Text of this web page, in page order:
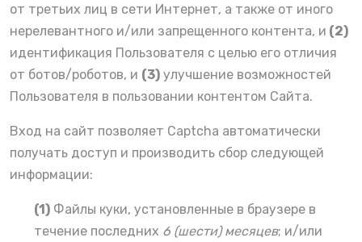
от третьих лиц в сети Интернет, а также от иного
нерелевантного и/или запрещенного контента, и (2)
идентификация Пользователя с целью его отличия
от ботов/роботов, и (3) улучшение возможностей
Пользователя в пользовании контентом Сайта.
Вход на сайт позволяет Captcha автоматически
получать доступ и производить сбор следующей
информации:
(1) Файлы куки, установленные в браузере в
течение последних 6 (шести) месяцев; и/или